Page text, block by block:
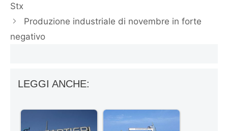
Stx
Produzione industriale di novembre in forte
negativo
LEGGI ANCHE: